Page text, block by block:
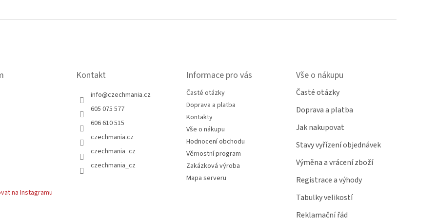
na Instagramu
Kontakt
info@czechmania.cz
605 075 577
606 610 515
czechmania.cz
czechmania_cz
czechmania_cz
Informace pro vás
Časté otázky
Doprava a platba
Kontakty
Vše o nákupu
Hodnocení obchodu
Věrnostní program
Zakázková výroba
Mapa serveru
Vše o nákupu
Časté otázky
Doprava a platba
Jak nakupovat
Stavy vyřízení objednávek
Výměna a vrácení zboží
Registrace a výhody
Tabulky velikostí
Reklamační řád